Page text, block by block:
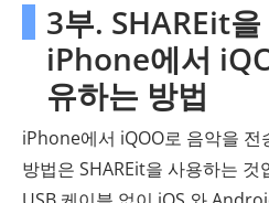
3부. SHAREit
iPhone에서
유하는 방법
iPhone에서 iQOO로 음악을 전
방법은 SHAREit을 사용하는